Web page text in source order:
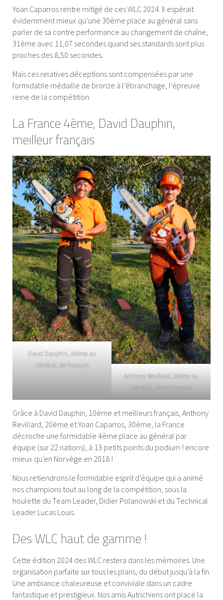
Yoan Caparros rentre mitigé de ces WLC 2024. Il espérait
évidemment mieux qu’une 30ème place au général sans
parler de sa contre performance au changement de chaîne,
31ème avec 11,07 secondes quand ses standards sont plus
proches des 8,50 secondes.
Mais ces relatives déceptions sont compensées par une
formidable médaille de bronze à l’ébranchage, l’épreuve
reine de la compétition.
La France 4ème, David Dauphin,
meilleur français
David Dauphin, 10ème au
Général, 1er français
Anthony Revillard, 20ème au
Général, 2ème français
Grâce à David Dauphin, 10ème et meilleurs français, Anthony
Revillard, 20ème et Yoan Caparros, 30ème, la France
décroche une formidable 4ème place au général par
équipe (sur 22 nations), à 13 petits points du podium ! encore
mieux qu’en Norvège en 2018 !
Nous retiendrons le formidable esprit d’équipe qui a animé
nos champions tout au long de la compétition, sous la
houlette du Team Leader, Didier Polanowski et du Technical
Leader Lucas Louis.
Des WLC haut de gamme !
Cette édition 2024 des WLC restera dans les mémoires. Une
organisation parfaite sur tous les plans, du début jusqu’à la fin.
Une ambiance chaleureuse et conviviale dans un cadre
fantastique et prestigieux. Nos amis Autrichiens ont placé la